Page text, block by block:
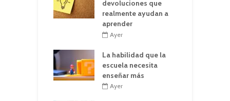
devoluciones que
realmente ayudan a
aprender
Ayer
La habilidad que la
escuela necesita
enseñar más
Ayer